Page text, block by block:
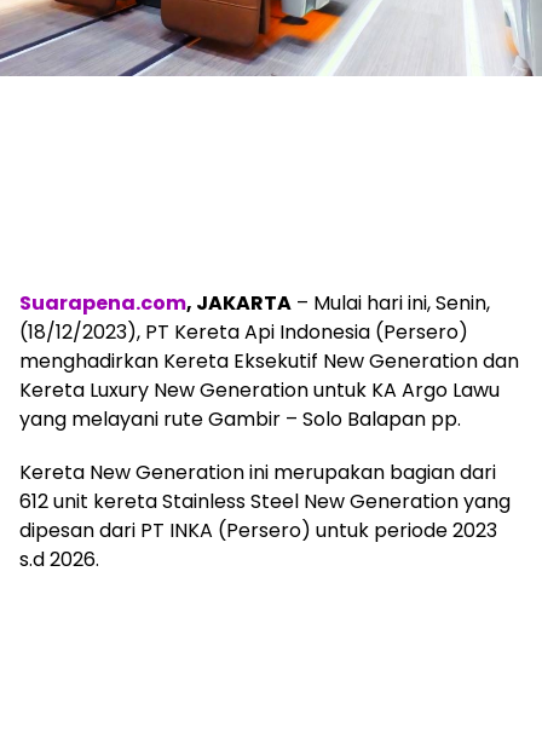
Suarapena.com, JAKARTA – Mulai hari ini, Senin,
(18/12/2023), PT Kereta Api Indonesia (Persero)
menghadirkan Kereta Eksekutif New Generation dan
Kereta Luxury New Generation untuk KA Argo Lawu
yang melayani rute Gambir – Solo Balapan pp.
Kereta New Generation ini merupakan bagian dari
612 unit kereta Stainless Steel New Generation yang
dipesan dari PT INKA (Persero) untuk periode 2023
s.d 2026.